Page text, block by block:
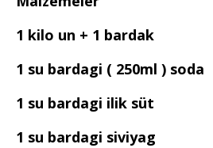
1 kilo un + 1 bardak
1 su bardagi ( 250ml ) soda
1 su bardagi ilik süt
1 su bardagi siviyag